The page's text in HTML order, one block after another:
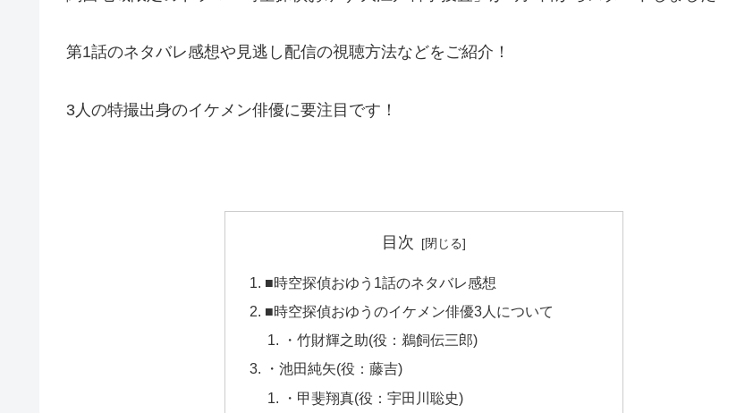
第1話のネタバレ感想や見逃し配信の視聴方法などをご紹介！
3人の特撮出身のイケメン俳優に要注目です！
目次
■時空探偵おゆう1話のネタバレ感想
■時空探偵おゆうのイケメン俳優3人について
・竹財輝之助(役：鵜飼伝三郎)
・池田純矢(役：藤吉)
・甲斐翔真(役：宇田川聡史)